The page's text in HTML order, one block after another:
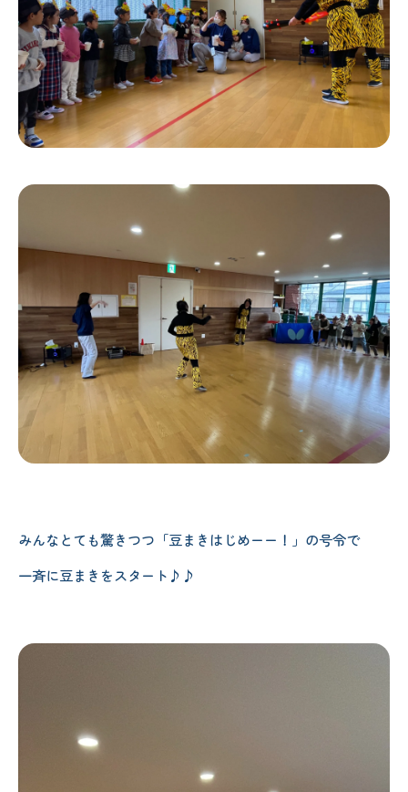
みんなとても驚きつつ「豆まきはじめーー！」の号令で
一斉に豆まきをスタート♪♪